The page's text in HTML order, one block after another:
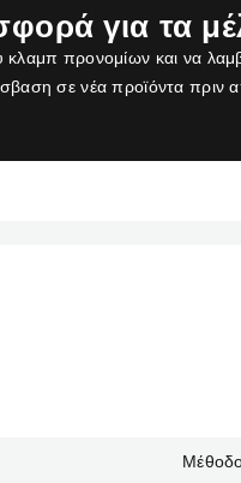
για τα
προνομίων και να
σε νέα προϊόντα πριν